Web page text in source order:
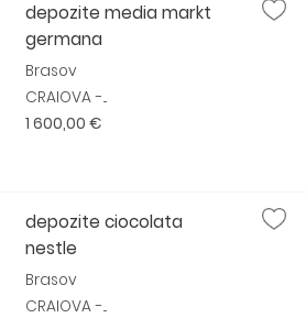
depozite media markt
germana
Brasov
CRAIOVA -...
1 600,00 €
depozite ciocolata
nestle
Brasov
CRAIOVA -...